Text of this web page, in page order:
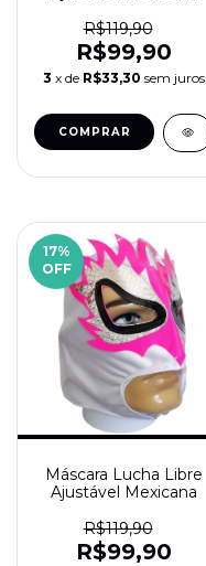
R$119,90
R$99,90
3 x de R$33,30 sem juros
17%
OFF
Máscara Lucha Libre
Ajustável Mexicana
R$119,90
R$99,90